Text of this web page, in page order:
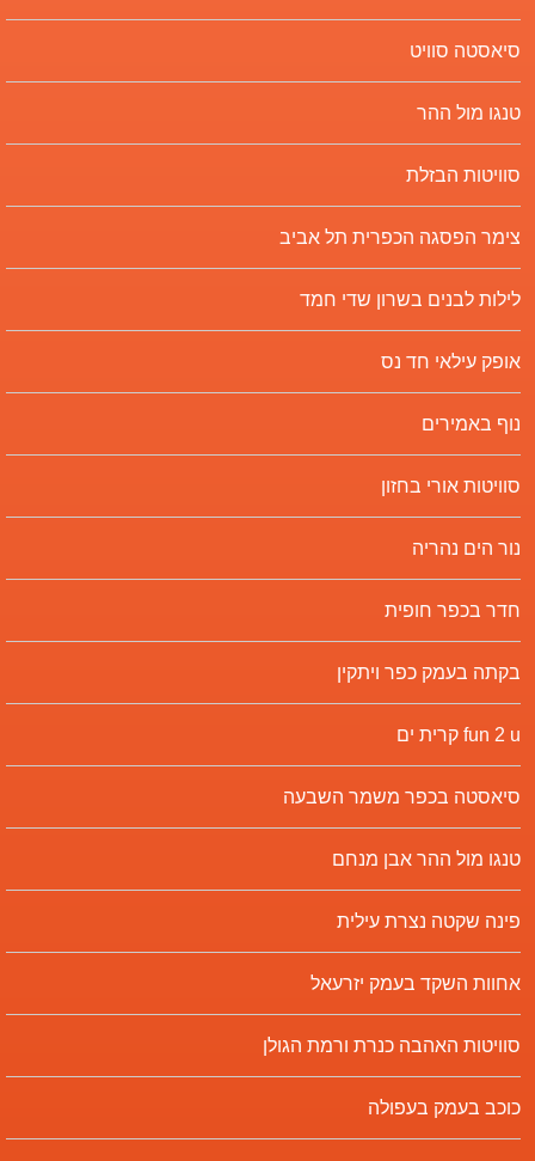
סיאסטה סוויט
טנגו מול ההר
סוויטות הבזלת
צימר הפסגה הכפרית תל אביב
לילות לבנים בשרון שדי חמד
אופק עילאי חד נס
נוף באמירים
סוויטות אורי בחזון
נור הים נהריה
חדר בכפר חופית
בקתה בעמק כפר ויתקין
fun 2 u קרית ים
סיאסטה בכפר משמר השבעה
טנגו מול ההר אבן מנחם
פינה שקטה נצרת עילית
אחוות השקד בעמק יזרעאל
סוויטות האהבה כנרת ורמת הגולן
כוכב בעמק בעפולה